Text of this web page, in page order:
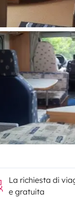
La richiesta di
e gratuita